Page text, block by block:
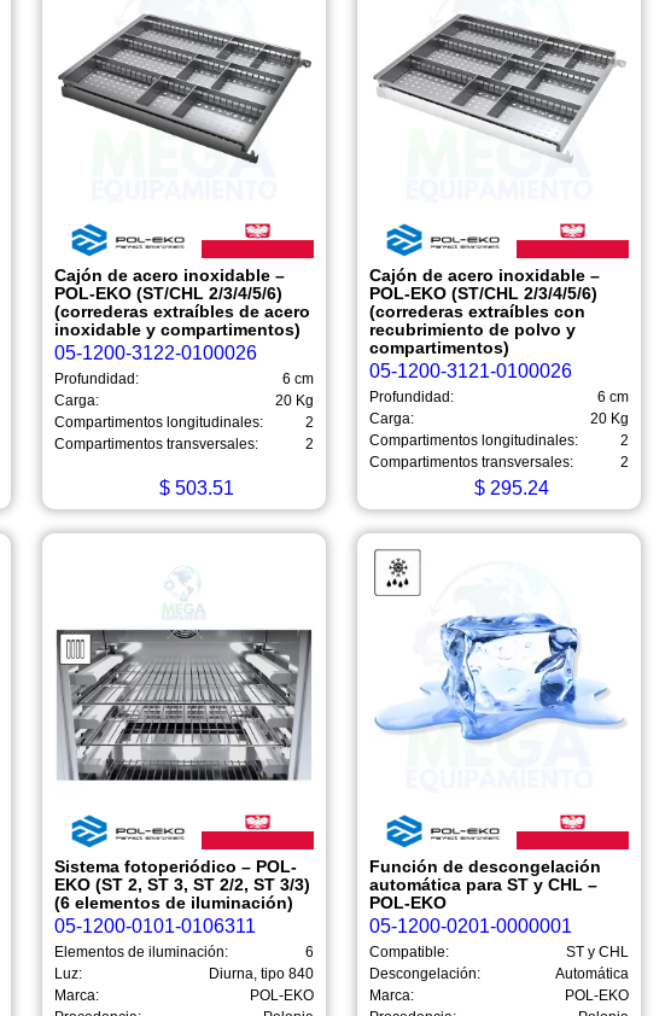
Cajón de acero inoxidable –
POL-EKO (ST/CHL 2/3/4/5/6)
(correderas extraíbles de acero
inoxidable y compartimentos)
05-1200-3122-0100026
Profundidad:
6 cm
Carga:
20 Kg
Compartimentos longitudinales:
2
Compartimentos transversales:
2
$503.51
Cajón de acero inoxidable –
POL-EKO (ST/CHL 2/3/4/5/6)
(correderas extraíbles con
recubrimiento de polvo y
compartimentos)
05-1200-3121-0100026
Profundidad:
6 cm
Carga:
20 Kg
Compartimentos longitudinales:
2
Compartimentos transversales:
2
$295.24
Sistema fotoperiódico – POL-
EKO (ST 2, ST 3, ST 2/2, ST 3/3)
(6 elementos de iluminación)
05-1200-0101-0106311
Elementos de iluminación:
6
Luz:
Diurna, tipo 840
Marca:
POL-EKO
Función de descongelación
automática para ST y CHL –
POL-EKO
05-1200-0201-0000001
Compatible:
ST y CHL
Descongelación:
Automática
Marca:
POL-EKO